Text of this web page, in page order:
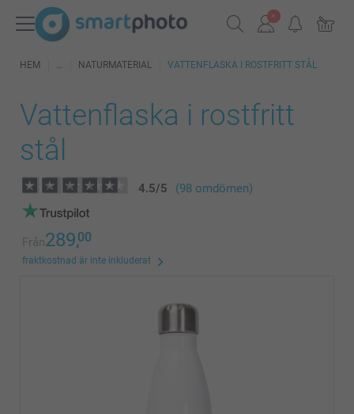
HEM NATURMATERIAL VATTENFLASKA I ROSTFRITT STÅL
Vattenflaska i rostfritt
stål
4.5/5 (98 omdömen)
Från289,00
fraktkostnad är inte inkluderat